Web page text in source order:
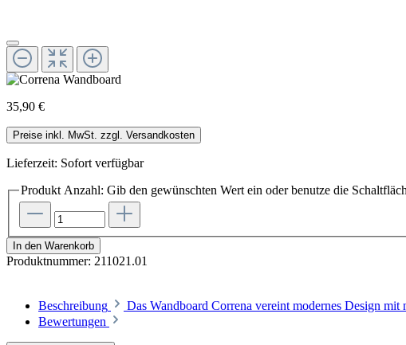
35,90 €
Preise inkl. MwSt. zzgl. Versandkosten
Lieferzeit: Sofort verfügbar
Produkt Anzahl: Gib den gewünschten Wert ein oder benutze die
In den Warenkorb
Produktnummer: 211021.01
Beschreibung Das Wandboard Correna vereint modernes Design
Bewertungen